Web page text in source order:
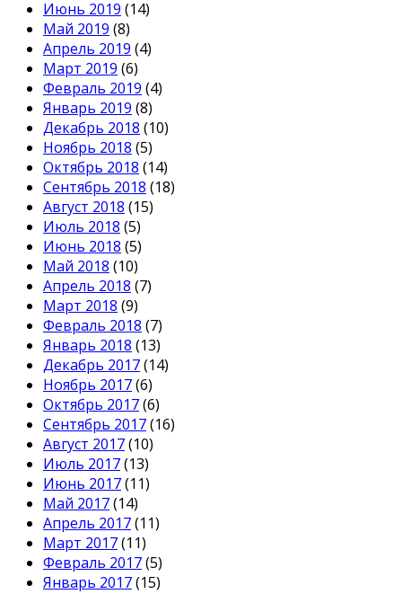
Июнь 2019 (14)
Май 2019 (8)
Апрель 2019 (4)
Март 2019 (6)
Февраль 2019 (4)
Январь 2019 (8)
Декабрь 2018 (10)
Ноябрь 2018 (5)
Октябрь 2018 (14)
Сентябрь 2018 (18)
Август 2018 (15)
Июль 2018 (5)
Июнь 2018 (5)
Май 2018 (10)
Апрель 2018 (7)
Март 2018 (9)
Февраль 2018 (7)
Январь 2018 (13)
Декабрь 2017(14)
Ноябрь 2017(6)
Октябрь 2017(6)
Сентябрь 2017(16)
Август 2017(10)
Июль 2017(13)
Июнь 2017(11)
Май 2017(14)
Апрель 2017(11)
Март 2017(11)
Февраль 2017(5)
Январь 2017(15)